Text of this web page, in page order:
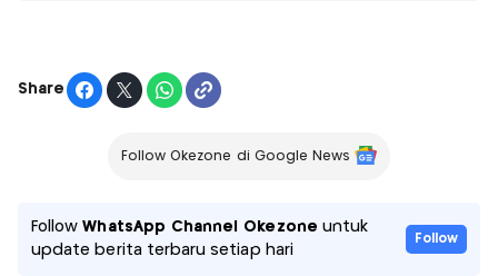
Share
Follow Okezone di Google News
FollowWhatsApp Channel Okezone untuk
update berita terbaru setiap hari
Follow